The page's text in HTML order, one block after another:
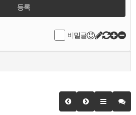
등록
비밀글